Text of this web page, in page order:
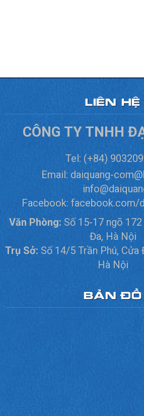
LIÊN HỆ
CÔNG TY TNHH
Tel: (+84)
Email: daiquang-
Facebook: facebook.com/
Văn Phòng: Số 15-17 ngõ
Đa, Hà Nội
Trụ Sở: Số 14/5 Trần Phú, Cửa
Hà Nội
BẢN ĐỒ